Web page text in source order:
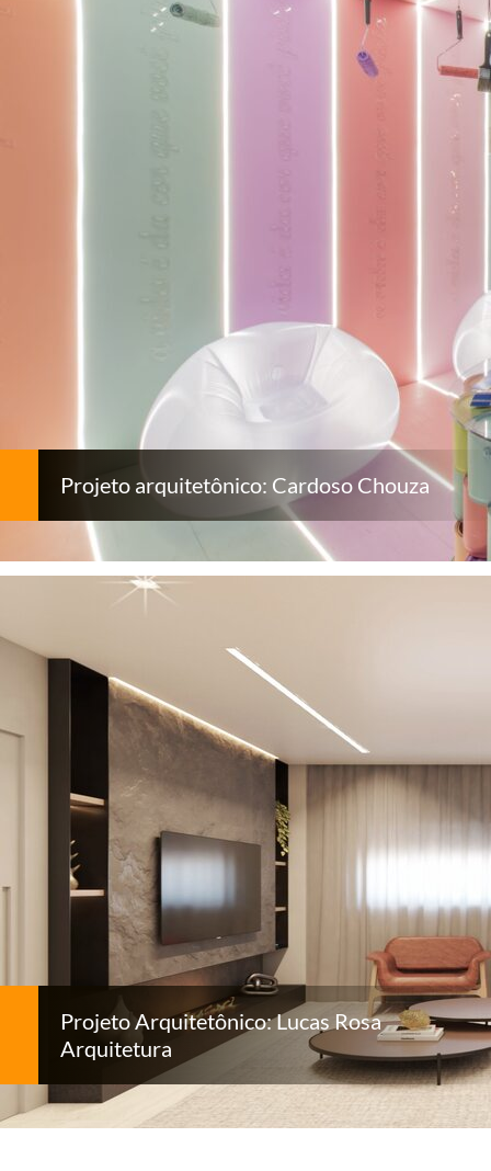
Projeto arquitetônico: Cardoso Chouza
Projeto Arquitetônico: Lucas Rosa
Arquitetura